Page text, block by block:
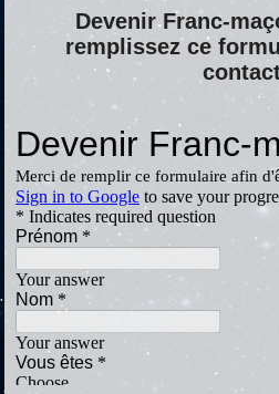
Devenir Franc-
remplissez ce